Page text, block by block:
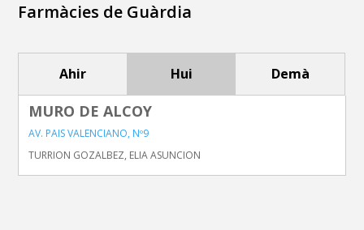
Farmàcies de Guàrdia
Ahir Hui Demà
MURO DE ALCOY
AV. PAIS VALENCIANO, Nº9
TURRION GOZALBEZ, ELIA ASUNCION